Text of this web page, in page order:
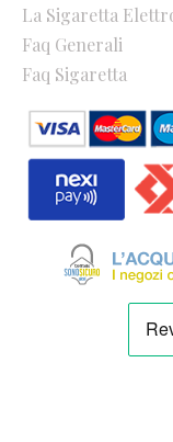
La Sigaretta
Faq Generali
Faq Sigaretta